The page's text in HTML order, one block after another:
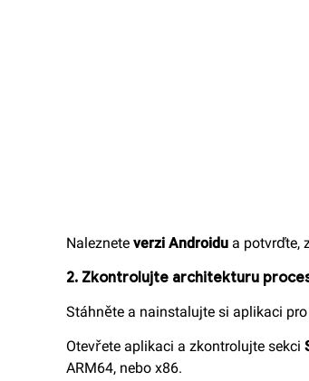
Naleznete verzi Androidu a potvrďte,
2. Zkontrolujte architekturu
Stáhněte a nainstalujte si aplikaci
Otevřete aplikaci a zkontrolujte sekci
ARM64, nebo x86.